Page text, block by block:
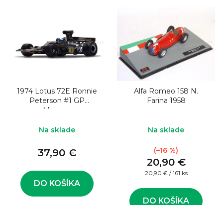
1974 Lotus 72E Ronnie
Peterson #1 GP
Monaco
Na sklade
37,90 €
DO KOŠÍKA
Alfa Romeo 158 N.
Farina 1958
Na sklade
20,90 €
(–16 %)
Jednotková
20,90 € / 161 ks
DO KOŠÍKA